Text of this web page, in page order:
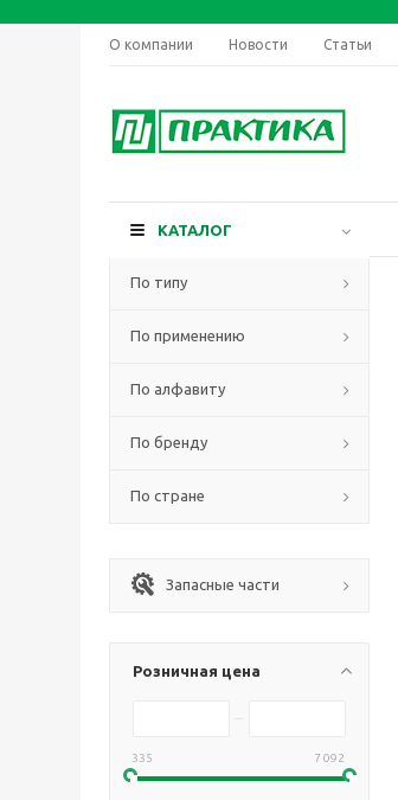
О компании Новости Статьи
КАТАЛОГ
По типу
По применению
По алфавиту
По бренду
По стране
Запасные части
Розничная цена
335 7 092